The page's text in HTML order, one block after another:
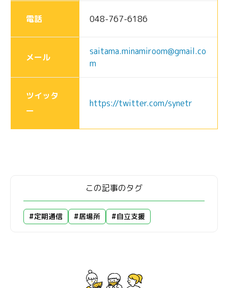
電話 048-767-6186
メール
saitama.minamiroom@gmail.co
m
ツイッタ
ー
https://twitter.com/synetr
この記事のタグ
#定期通信 #居場所 #自立支援